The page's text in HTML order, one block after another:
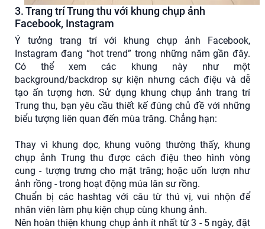
3. Trang trí Trung thu với khung chụp ảnh
Facebook, Instagram
Ý tưởng trang trí với khung chụp ảnh Facebook,
Instagram đang “hot trend” trong những năm gần đây.
Có thể xem các khung này như một
background/backdrop sự kiện nhưng cách điệu và dễ
tạo ấn tượng hơn. Sử dụng khung chụp ảnh trang trí
Trung thu, bạn yêu cầu thiết kế đúng chủ đề với những
biểu tượng liên quan đến mùa trăng. Chẳng hạn:
Thay vì khung dọc, khung vuông thường thấy, khung
chụp ảnh Trung thu được cách điệu theo hình vòng
cung - tượng trưng cho mặt trăng; hoặc uốn lượn như
ảnh rồng - trong hoạt động múa lân sư rồng.
Chuẩn bị các hashtag với câu từ thú vị, vui nhộn để
nhân viên làm phụ kiện chụp cùng khung ảnh.
Nên hoàn thiện khung chụp ảnh ít nhất từ 3 - 5 ngày, đặt